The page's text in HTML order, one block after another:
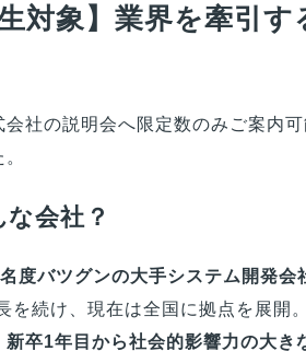
対象】業界を牽引
社の説明会へ限定数のみご案内
会社？
度バツグンの大手システム開発会
続け、現在は全国に拠点を展開。
新卒1年目から社会的影響力の大き